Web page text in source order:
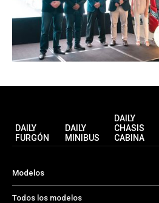
DAILY
FURGÓN
DAILY
MINIBUS
DAILY
CHASIS
CABINA
Modelos
Todos los modelos